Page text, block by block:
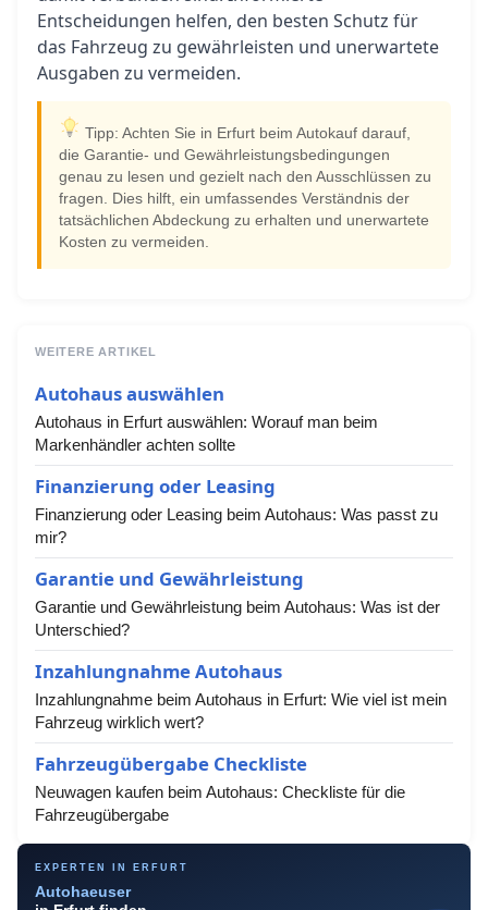
Entscheidungen helfen, den besten Schutz für
das Fahrzeug zu gewährleisten und unerwartete
Ausgaben zu vermeiden.
Tipp: Achten Sie in Erfurt beim Autokauf darauf,
die Garantie- und Gewährleistungsbedingungen
genau zu lesen und gezielt nach den Ausschlüssen zu
fragen. Dies hilft, ein umfassendes Verständnis der
tatsächlichen Abdeckung zu erhalten und unerwartete
Kosten zu vermeiden.
WEITERE ARTIKEL
Autohaus auswählen
Autohaus in Erfurt auswählen: Worauf man beim
Markenhändler achten sollte
Finanzierung oder Leasing
Finanzierung oder Leasing beim Autohaus: Was passt zu
mir?
Garantie und Gewährleistung
Garantie und Gewährleistung beim Autohaus: Was ist der
Unterschied?
Inzahlungnahme Autohaus
Inzahlungnahme beim Autohaus in Erfurt: Wie viel ist mein
Fahrzeug wirklich wert?
Fahrzeugübergabe Checkliste
Neuwagen kaufen beim Autohaus: Checkliste für die
Fahrzeugübergabe
EXPERTEN IN ERFURT
Autohaeuser